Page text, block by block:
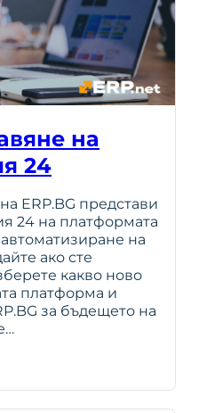
на
24
ERP.BG представи
24 на платформата
на
ако сте
какво ново
платформа и
за бъдещето на